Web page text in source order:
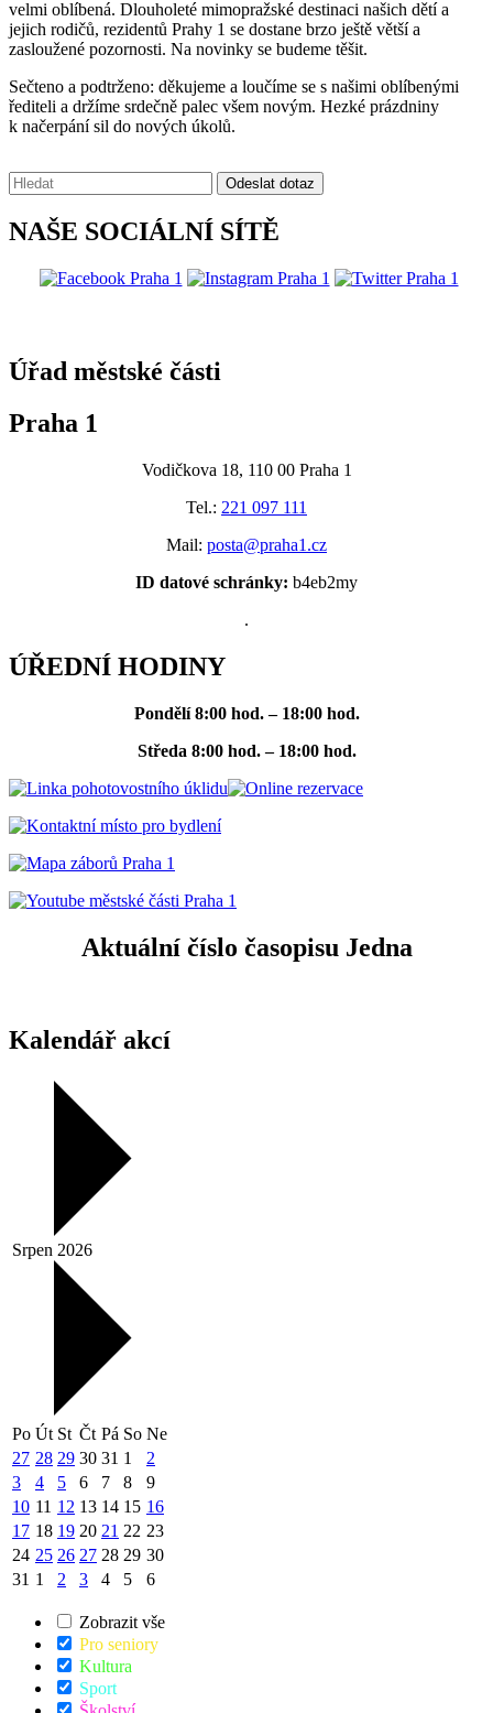
velmi oblíbená. Dlouholeté mimopražské destinaci našich dětí a
jejich rodičů, rezidentů Prahy 1 se dostane brzo ještě větší a
zasloužené pozornosti. Na novinky se budeme těšit.
Sečteno a podtrženo: děkujeme a loučíme se s našimi oblíbenými
řediteli a držíme srdečně palec všem novým. Hezké prázdniny
k načerpání sil do nových úkolů.
Vyhledávání: Odeslat dotaz
NAŠE SOCIÁLNÍ SÍTĚ
Úřad městské části
Praha 1
Vodičkova 18, 110 00 Praha 1
Tel.: 221 097 111
Mail: posta@praha1.cz
ID datové schránky: b4eb2my
.
ÚŘEDNÍ HODINY
Pondělí 8:00 hod. – 18:00 hod.
Středa 8:00 hod. – 18:00 hod.
Aktuální číslo časopisu Jedna
Kalendář akcí
Srpen 2026
Po Út St Čt Pá So Ne
27 28 29 30 31 1
2
3
4 5 6 7 8
9
10 11 12 13 14 15 16
17 18 19 20 21 22 23
24 25 26 27 28 29 30
31 1 2 3 4 5 6
Zobrazit vše
Pro seniory
Kultura
Sport